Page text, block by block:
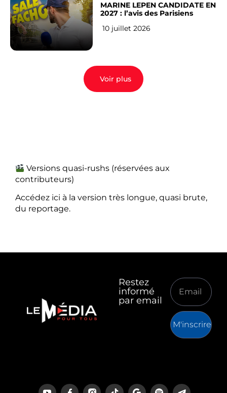
MARINE LEPEN CANDIDATE EN
2027 : l’avis des Parisiens
10 juillet 2026
Voir plus
Versions quasi-rushs (réservées aux
contributeurs)
Accédez ici à la version très longue, quasi brute,
du reportage.
Restez
informé
par email
M'inscrire